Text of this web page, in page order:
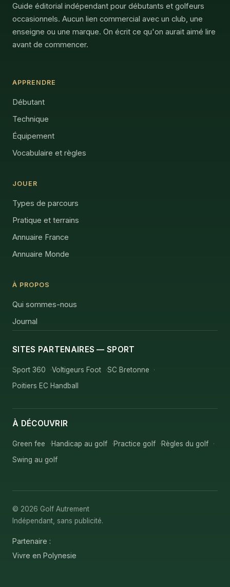
Guide éditorial indépendant pour débutants et golfeurs
occasionnels. Aucun lien commercial avec un club, une
enseigne ou une marque. On écrit ce qu'on aurait aimé lire
avant de commencer.
APPRENDRE
Débutant
Technique
Équipement
Vocabulaire et règles
JOUER
Types de parcours
Pratique et terrains
Annuaire France
Annuaire Monde
À PROPOS
Qui sommes-nous
Journal
SITES PARTENAIRES — SPORT
Sport 360 Voltigeurs Foot
SC Bretonne
Poitiers EC Handball
À DÉCOUVRIR
Green fee Handicap au golf Practice golf
Règles du golf
Swing au golf
© 2026 Golf Autrement
Indépendant, sans publicité.
Partenaire :
Vivre en Polynesie